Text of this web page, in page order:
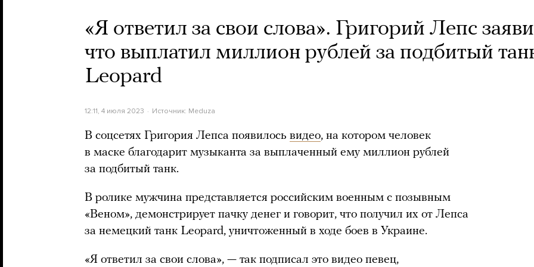
«Я ответил за свои слова». Григорий Лепс
что выплатил миллион рублей за подбитый
Leopard
12:11, 4 июля 2023 Источник: Meduza
В соцсетях Григория Лепса появилось видео, на котором человек
в маске благодарит музыканта за выплаченный ему миллион рублей
за подбитый танк.
В ролике мужчина представляется российским военным с позывным
«Веном», демонстрирует пачку денег и говорит, что получил их от Лепса
за немецкий танк Leopard, уничтоженный в ходе боев в Украине.
«Я ответил за свои слова», — так подписал это видео певец,